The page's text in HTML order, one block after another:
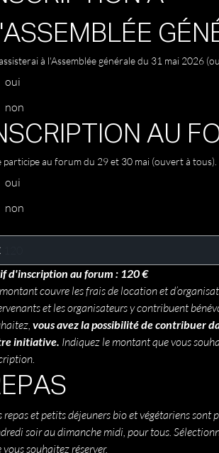
à l'Assemblée générale du 31 mai 2026
oui
non
AU
participe au forum du 29 et 30 mai (ouvert à tous).
oui
non
d'inscription au forum : 120 €
couvre les frais de location et
et les organisateurs y contribuent
vous avez la possibilité de contribuer
initiative. Indiquez le montant que vous
repas et petits déjeuners bio et végétariens sont
soir au dimanche midi, pour tous.